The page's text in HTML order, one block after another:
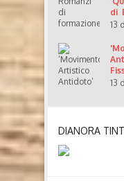
di
13
13
DIANORA